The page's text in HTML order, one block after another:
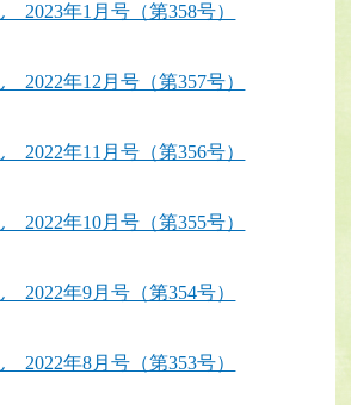
2023年1月号（第358号）
2022年12月号（第357号）
2022年11月号（第356号）
2022年10月号（第355号）
2022年9月号（第354号）
2022年8月号（第353号）